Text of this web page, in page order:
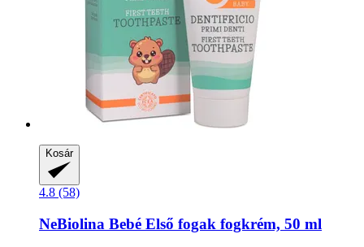
Kosár
4.8 (58)
NeBiolina Bebé Első fogak fogkrém, 50 ml